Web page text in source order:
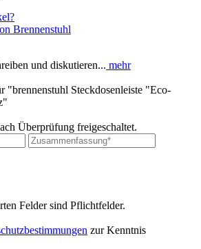
Brennenstuhl
und diskutieren... mehr
"brennenstuhl Steckdosenleiste "Eco-
Überprüfung freigeschaltet.
Felder sind Pflichtfelder.
zur Kenntnis